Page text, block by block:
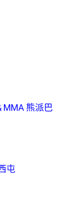
MMA 熊派巴
屯